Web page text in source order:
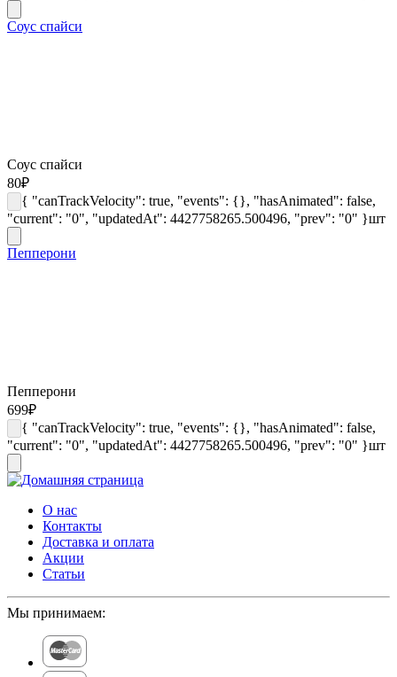
Соус спайси
Соус спайси
80₽
{ "canTrackVelocity": true, "events": {}, "hasAnimated": false,
"current": "0", "updatedAt": 4427758265.500496, "prev": "0" }шт
Пепперони
Пепперони
699₽
{ "canTrackVelocity": true, "events": {}, "hasAnimated": false,
"current": "0", "updatedAt": 4427758265.500496, "prev": "0" }шт
О нас
Контакты
Доставка и оплата
Акции
Статьи
Мы принимаем: